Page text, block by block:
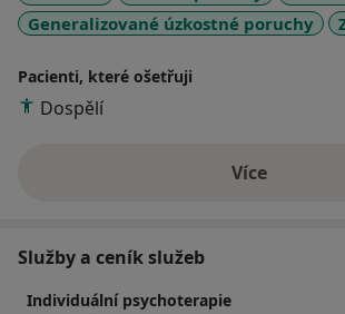
Generalizované úzkostné poruchy
Pacienti, které ošetřuji
Dospělí
Více
o
Služby a ceník služeb
Individuální psychoterapie